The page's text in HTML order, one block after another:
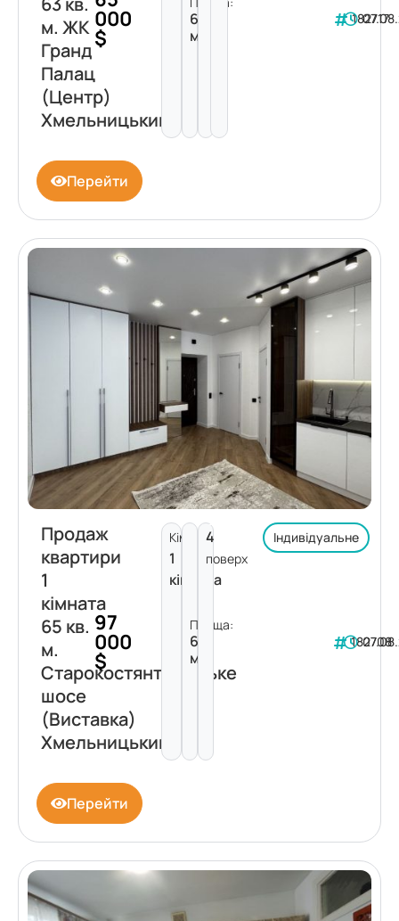
м. ЖК
Гранд
Палац
(Центр)
Хмельницький
000
$
63
м²
182717
Перейти
Продаж
квартири
1
кімната
65 кв.
м.
Старокостянтинівське
шосе
(Виставка)
Хмельницький
97
000
$
Кімнат:
1
кімната
Площа:
65
м²
4
поверх
Індивідуальне
182708
Перейти